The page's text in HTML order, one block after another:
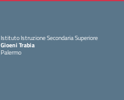
Istituto Istruzione Secondaria Superiore
Gioeni Trabia
Palermo